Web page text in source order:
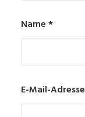
Name*
E-Mail-Adresse